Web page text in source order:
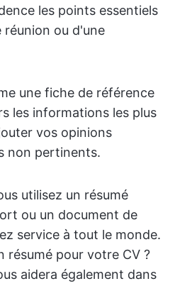
les points essentiels
ou d'une
une fiche de référence
les informations les plus
vos opinions
non pertinents.
utilisez un résumé
ou un document de
service à tout le monde.
résumé pour votre CV ?
aidera également dans